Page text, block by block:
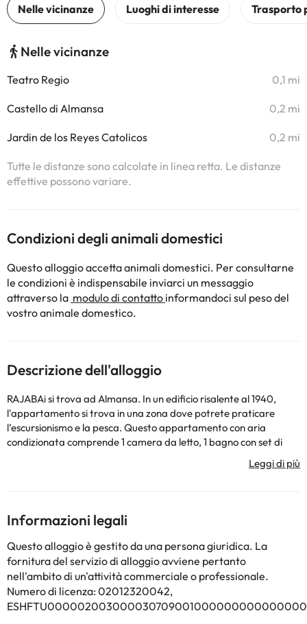
Nelle vicinanze
Teatro Regio 0,1 mi
Castello di Almansa 0,2 mi
Jardin de los Reyes Catolicos 0,2 mi
Tutte le distanze sono calcolate in linea retta. Le distanze
effettive possono variare.
Condizioni degli animali domestici
Questo alloggio accetta animali domestici. Per consultarne
le condizioni è indispensabile inviarci un messaggio
attraverso la modulo di contatto informandoci sul peso del
vostro animale domestico.
Descrizione dell'alloggio
RAJABAi si trova ad Almansa. In un edificio risalente al 1940,
l'appartamento si trova in una zona dove potrete praticare
l’escursionismo e la pesca. Questo appartamento con aria
condizionata comprende 1 camera da letto, 1 bagno con set di
cortesia e asciugacapelli, e un soggiorno. Presso questo
appartamento troverete asciugamani e lenzuola tra i servizi
pagamento organizzata dalla struttura.
La struttura non è disponibile per feste di addio al
nubilato/celibato o simili. Al check-in gli ospiti devono esibire un
documento d'identità con foto e una carta di credito. Siete
pregati di notare che le Richieste Speciali sono soggette a
disponibilità, e potrebbero comportare l'addebito di un
supplemento. Siete pregati di comunicare in anticipo a l'orario in
cui prevedete di arrivare. Potrete inserire questa informazione
Informazioni legali
Questo alloggio è gestito da una persona giuridica. La
fornitura del servizio di alloggio avviene pertanto
nell'ambito di un'attività commerciale o professionale.
Numero di licenza: 02012320042,